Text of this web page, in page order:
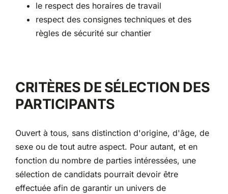
le respect des horaires de travail
respect des consignes techniques et des
règles de sécurité sur chantier
CRITÈRES DE SÉLECTION DES
PARTICIPANTS
Ouvert à tous, sans distinction d'origine, d'âge, de
sexe ou de tout autre aspect. Pour autant, et en
fonction du nombre de parties intéressées, une
sélection de candidats pourrait devoir être
effectuée afin de garantir un univers de